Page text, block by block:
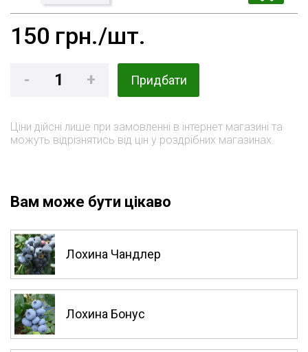
- 1 + Придбати
150 грн./шт.
Ціни дійсні лише при замовленні в інтернет магазині та
можуть відрізнятись від цін у роздрібних магазинах.
Вам може бути цікаво
Лохина Чандлер
Лохина Бонус